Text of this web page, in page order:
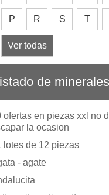
P R S T
Ver todas
de minerales
ofertas en piezas xxl no
la ocasion
lotes de 12 piezas
- agate